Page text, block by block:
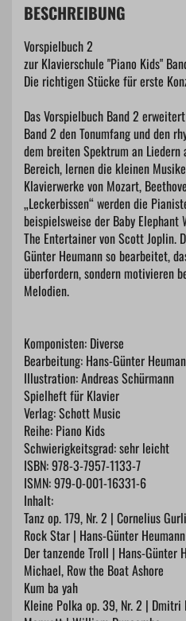
BESCHREIBUNG
Vorspielbuch 2
zur Klavierschule "Piano Kids"
Die richtigen Stücke für erste
Das Vorspielbuch Band 2
Band 2 den Tonumfang und den
dem breiten Spektrum an Liedern
Bereich, lernen die kleinen
Klavierwerke von Mozart,
„Leckerbissen“ werden die
beispielsweise der Baby
The Entertainer von Scott Joplin.
Günter Heumann so bearbeitet,
überfordern, sondern motivieren
Melodien.
Komponisten: Diverse
Bearbeitung: Hans-Günter
Illustration: Andreas Schürmann
Spielheft für Klavier
Verlag: Schott Music
Reihe: Piano Kids
Schwierigkeitsgrad: sehr leicht
ISBN: 978-3-7957-1133-7
ISMN: 979-0-001-16331-6
Inhalt:
Tanz op. 179, Nr. 2 | Cornelius
Rock Star | Hans-Günter Heumann
Der tanzende Troll | Hans-Günter
Michael, Row the Boat Ashore
Kum ba yah
Kleine Polka op. 39, Nr. 2 | Dmitri